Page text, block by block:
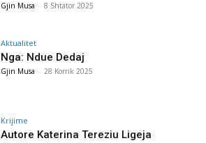
Gjin Musa - 8 Shtator 2025
Aktualitet
Nga: Ndue Dedaj
Gjin Musa - 28 Korrik 2025
Krijime
Autore Katerina Tereziu Ligeja